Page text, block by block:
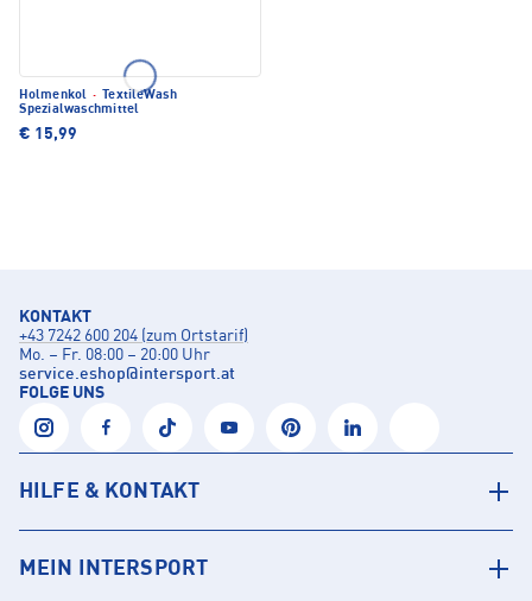
Holmenkol ·
TextileWash
Spezialwaschmittel
€ 15,99
KONTAKT
+43 7242 600 204 (zum Ortstarif)
Mo. – Fr. 08:00 – 20:00 Uhr
service.eshop@intersport.at
FOLGE UNS
HILFE & KONTAKT
MEIN INTERSPORT